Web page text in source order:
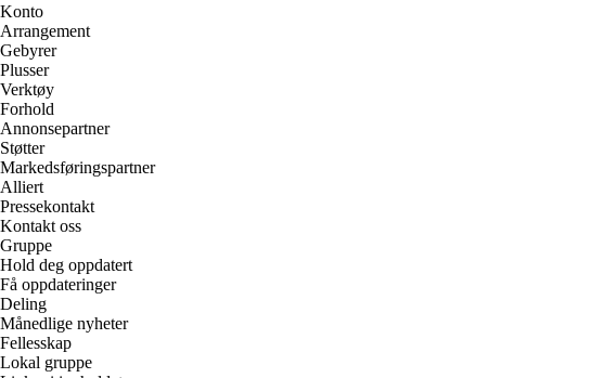
Konto
Arrangement
Gebyrer
Plusser
Verktøy
Forhold
Annonsepartner
Støtter
Markedsføringspartner
Alliert
Pressekontakt
Kontakt oss
Gruppe
Hold deg oppdatert
Få oppdateringer
Deling
Månedlige nyheter
Fellesskap
Lokal gruppe